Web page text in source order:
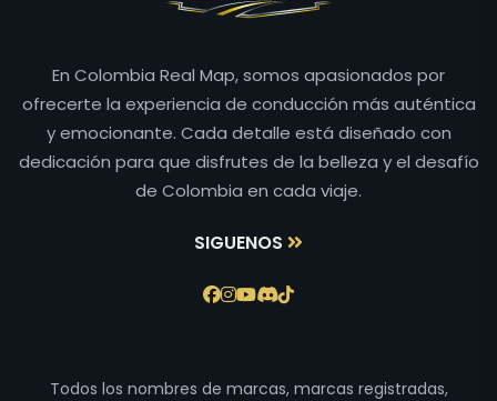
En Colombia Real Map, somos apasionados por
ofrecerte la experiencia de conducción más auténtica
y emocionante. Cada detalle está diseñado con
dedicación para que disfrutes de la belleza y el desafío
de Colombia en cada viaje.
SIGUENOS
Todos los nombres de marcas, marcas registradas,